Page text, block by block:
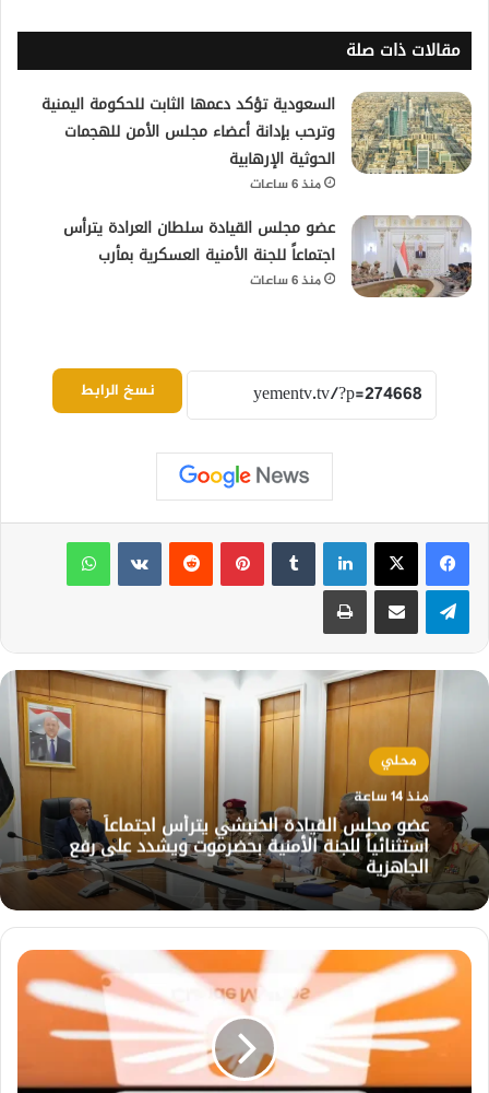
مقالات ذات صلة
السعودية تؤكد دعمها الثابت للحكومة اليمنية
وترحب بإدانة أعضاء مجلس الأمن للهجمات
الحوثية الإرهابية
منذ 6 ساعات
عضو مجلس القيادة سلطان العرادة يترأس
اجتماعاً للجنة الأمنية العسكرية بمأرب
منذ 6 ساعات
نسخ الرابط
لينكدإن بينتيريست
واتساب
تيلقرام مشاركة عبر البريد طباعة
محلي
منذ 14 ساعة
عضو مجلس القيادة الخنبشي يترأس اجتماعاً
استثنائياً للجنة الأمنية بحضرموت ويشدد على رفع
الجاهزية
أنثروبيك
تطلق
Fable